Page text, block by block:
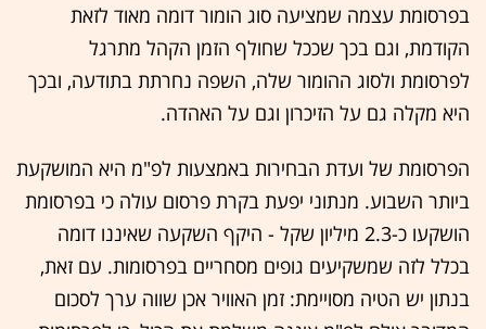
בפרסומת עצמה שמציעה סוג הומור דומה מאוד לזאת
הקודמת, וגם בכך שככל שחולף הזמן הקהל מתרגל
לפרסומת ולסוג ההומור שלה, השפה נחרתת בתודעה, ובכך
היא מקלה גם על הזיכרון וגם על האהדה.
הפרסומת של ועדת הבחירות באמצעות לפ"מ היא המושקעת
ביותר השבוע. מנתוני יפעת בקרת פרסום עולה כי בפרסומת
הושקעו כ-2.3 מיליון שקל - היקף השקעה שאיננו דומה
בכלל לזה שמשקיעים גופים מסחריים בפרסומות. עם זאת,
בנתון יש הטיה מסויימת: זמן האוויר אכן שווה ערך לסכום